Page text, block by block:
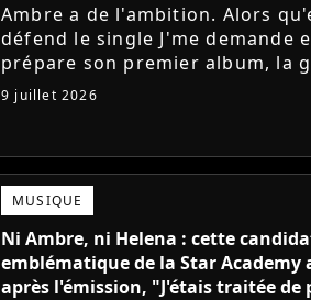
Ambre a de l'ambition. Alors
défend le single J'me demande
prépare son premier album, la
de la dernière saison de la Star
annonce les dates de sa...
9 juillet 2026
MUSIQUE
Ni Ambre, ni Helena : cette
emblématique de la Star Academy
après l'émission, "J'étais traitée de